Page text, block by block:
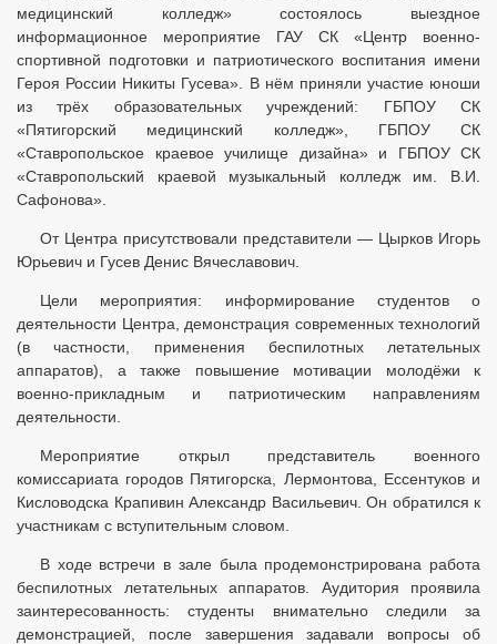
медицинский колледж» состоялось выездное
информационное мероприятие ГАУ СК «Центр военно-
спортивной подготовки и патриотического воспитания имени
Героя России Никиты Гусева». В нём приняли участие юноши
из трёх образовательных учреждений: ГБПОУ СК
«Пятигорский медицинский колледж», ГБПОУ СК
«Ставропольское краевое училище дизайна» и ГБПОУ СК
«Ставропольский краевой музыкальный колледж им. В.И.
Сафонова».
От Центра присутствовали представители — Цырков Игорь
Юрьевич и Гусев Денис Вячеславович.
Цели мероприятия: информирование студентов о
деятельности Центра, демонстрация современных технологий
(в частности, применения беспилотных летательных
аппаратов), а также повышение мотивации молодёжи к
военно-прикладным и патриотическим направлениям
деятельности.
Мероприятие открыл представитель военного
комиссариата городов Пятигорска, Лермонтова, Ессентуков и
Кисловодска Крапивин Александр Васильевич. Он обратился к
участникам с вступительным словом.
В ходе встречи в зале была продемонстрирована работа
беспилотных летательных аппаратов. Аудитория проявила
заинтересованность: студенты внимательно следили за
демонстрацией, после завершения задавали вопросы об